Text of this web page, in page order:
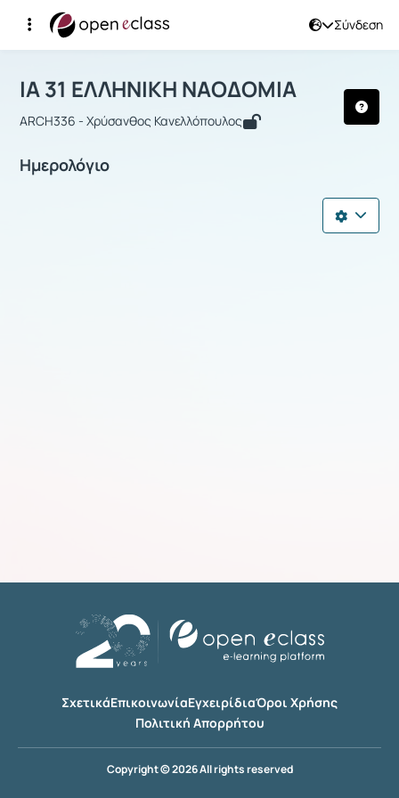
Σύνδεση
Μάθημα : ΙΑ 31 ΕΛΛΗΝΙΚΗ ΝΑΟΔΟΜΙΑ
ΙΑ 31 ΕΛΛΗΝΙΚΗ ΝΑΟΔΟΜΙΑ
ARCH336 - Χρύσανθος Κανελλόπουλος
Ημερολόγιο
ΣχετικάΕπικοινωνίαΕγχειρίδιαΌροι Χρήσης
Πολιτική Απορρήτου
Copyright © 2026 All rights reserved